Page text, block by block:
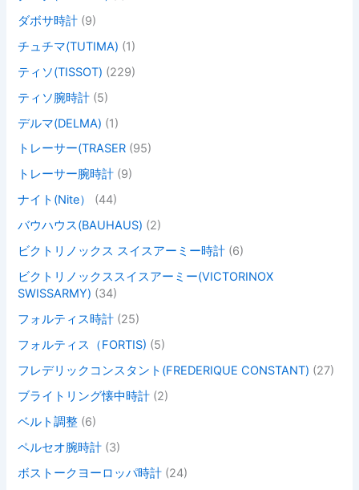
ダボサ時計 (9)
チュチマ(TUTIMA) (1)
ティソ(TISSOT) (229)
ティソ腕時計 (5)
デルマ(DELMA) (1)
トレーサー(TRASER (95)
トレーサー腕時計 (9)
ナイト(Nite）
(44)
バウハウス(BAUHAUS) (2)
ビクトリノックス スイスアーミー時計 (6)
ビクトリノックススイスアーミー(VICTORINOX
SWISSARMY) (34)
フォルティス時計 (25)
フォルティス（FORTIS) (5)
フレデリックコンスタント(FREDERIQUE CONSTANT) (27)
ブライトリング懐中時計 (2)
ベルト調整 (6)
ペルセオ腕時計 (3)
ボストークヨーロッパ時計 (24)